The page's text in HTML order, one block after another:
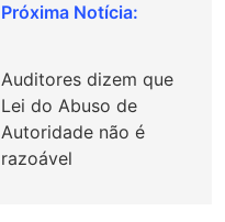
Auditores dizem que
Lei do Abuso de
Autoridade não é
razoável